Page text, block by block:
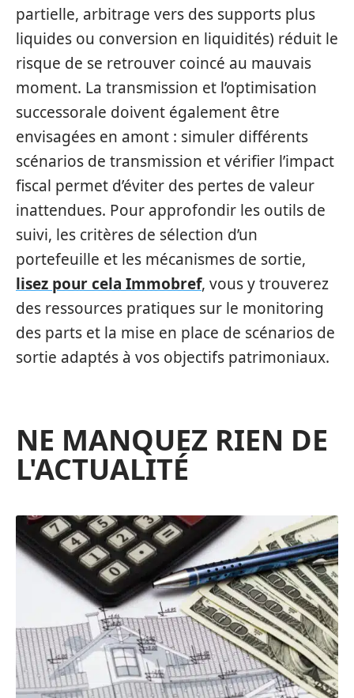
partielle, arbitrage vers des supports plus
liquides ou conversion en liquidités) réduit le
risque de se retrouver coincé au mauvais
moment. La transmission et l’optimisation
successorale doivent également être
envisagées en amont : simuler différents
scénarios de transmission et vérifier l’impact
fiscal permet d’éviter des pertes de valeur
inattendues. Pour approfondir les outils de
suivi, les critères de sélection d’un
portefeuille et les mécanismes de sortie,
lisez pour cela Immobref, vous y trouverez
des ressources pratiques sur le monitoring
des parts et la mise en place de scénarios de
sortie adaptés à vos objectifs patrimoniaux.
NE MANQUEZ RIEN DE
L'ACTUALITÉ